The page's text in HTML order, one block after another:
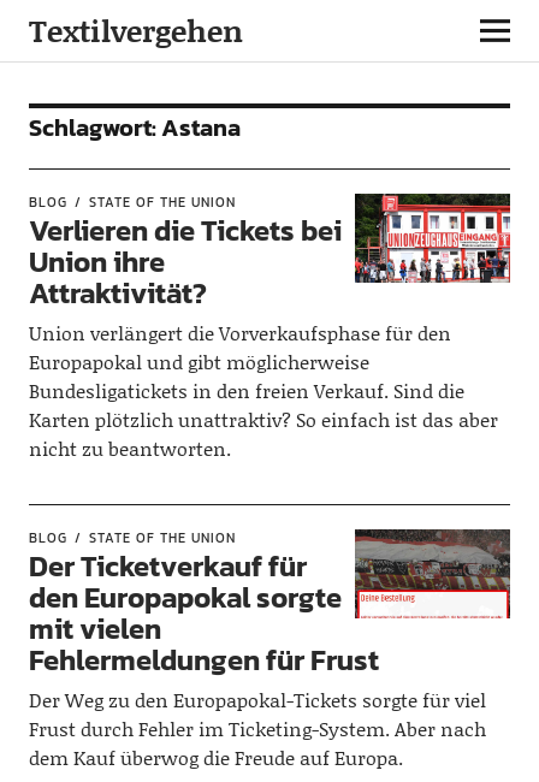
Textilvergehen
Schlagwort:Astana
BLOG STATE OF THE UNION
Verlieren die Tickets bei
Union ihre
Attraktivität?
Union verlängert die Vorverkaufsphase für den
Europapokal und gibt möglicherweise
Bundesligatickets in den freien Verkauf. Sind die
Karten plötzlich unattraktiv? So einfach ist das aber
nicht zu beantworten.
BLOG STATE OF THE UNION
Der Ticketverkauf für
den Europapokal sorgte
mit vielen
Fehlermeldungen für Frust
Der Weg zu den Europapokal-Tickets sorgte für viel
Frust durch Fehler im Ticketing-System. Aber nach
dem Kauf überwog die Freude auf Europa.